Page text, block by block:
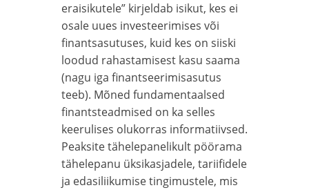
eraisikutele” kirjeldab isikut, kes ei
osale uues investeerimises või
finantsasutuses, kuid kes on siiski
loodud rahastamisest kasu saama
(nagu iga finantseerimisasutus
teeb). Mõned fundamentaalsed
finantsteadmised on ka selles
keerulises olukorras informatiivsed.
Peaksite tähelepanelikult pöörama
tähelepanu üksikasjadele, tariifidele
ja edasiliikumise tingimustele, mis